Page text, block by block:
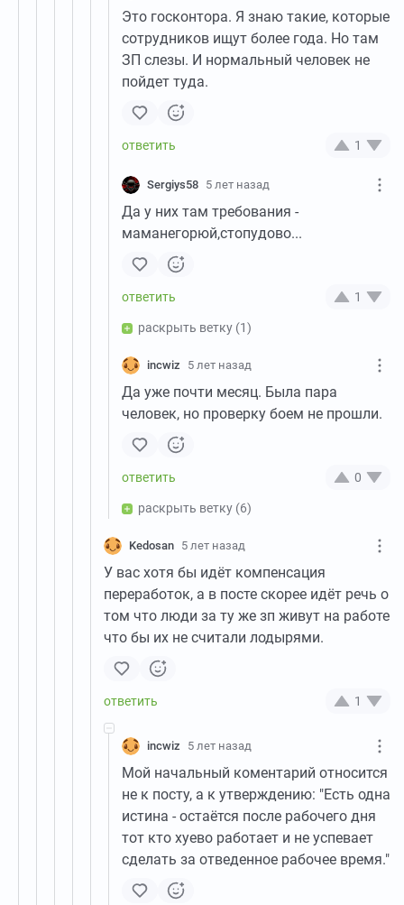
Это госконтора. Я знаю такие, которые
сотрудников ищут более года. Но там
ЗП слезы. И нормальный человек не
пойдет туда.
1
Sergiys58 5 лет назад
Да у них там требования -
маманегорюй,стопудово...
1
раскрыть ветку (1)
incwiz 5 лет назад
Да уже почти месяц. Была пара
человек, но проверку боем не прошли.
0
раскрыть ветку (6)
Kedosan 5 лет назад
У вас хотя бы идёт компенсация
переработок, а в посте скорее идёт речь о
том что люди за ту же зп живут на работе
что бы их не считали лодырями.
1
incwiz 5 лет назад
Мой начальный коментарий относится
не к посту, а к утверждению: "Есть одна
истина - остаётся после рабочего дня
тот кто хуево работает и не успевает
сделать за отведенное рабочее время."